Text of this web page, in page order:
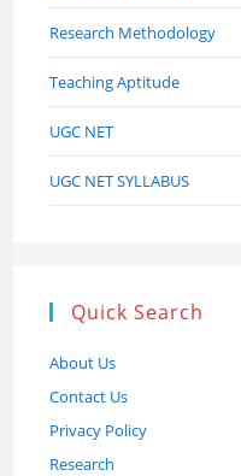
Research Methodology
Teaching Aptitude
UGC NET
UGC NET SYLLABUS
Quick Search
About Us
Contact Us
Privacy Policy
Research